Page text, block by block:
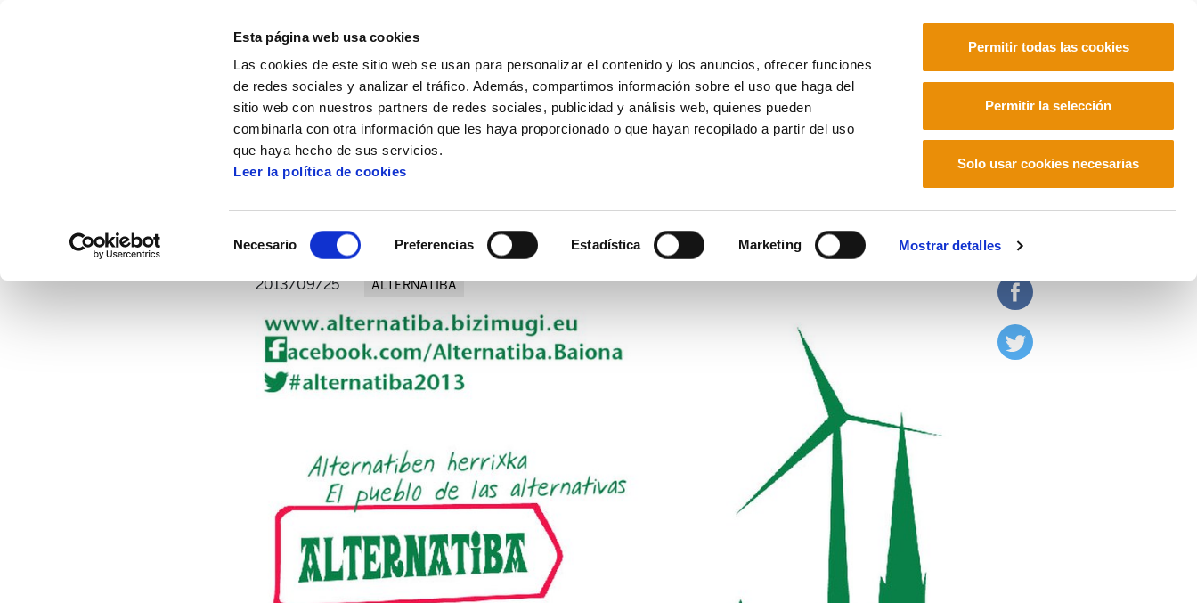
Esta página web usa cookies
Las cookies de este sitio web se usan para personalizar el contenido y los anuncios, ofrecer funciones
de redes sociales y analizar el tráfico. Además, compartimos información sobre el uso que haga del
sitio web con nuestros partners de redes sociales, publicidad y análisis web, quienes pueden
combinarla con otra información que les haya proporcionado o que hayan recopilado a partir del uso
que haya hecho de sus servicios.
Leer la política de cookies
Necesario Preferencias Estadística Marketing Mostrar detalles
Permitir todas las cookies
Permitir la selección
Solo usar cookies necesarias
Alternatiba en Bayona: Una movilización ciudadana por el clima
Alternatiba en Bayona: Una movilización ciudadana por el clima
2013/09/25 ALTERNATIBA